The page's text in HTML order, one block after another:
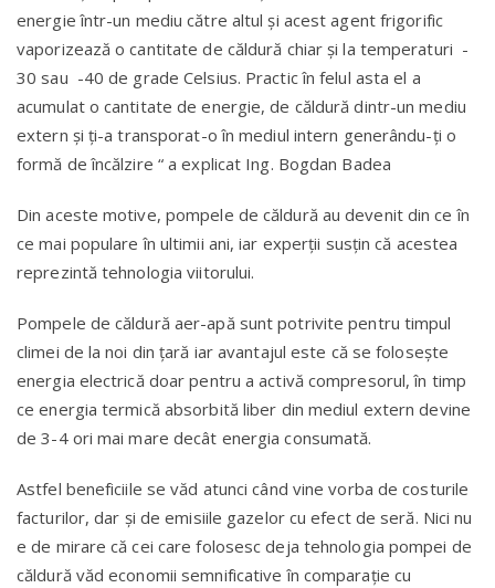
energie într-un mediu către altul și acest agent frigorific
vaporizează o cantitate de căldură chiar și la temperaturi -
30 sau -40 de grade Celsius. Practic în felul asta el a
acumulat o cantitate de energie, de căldură dintr-un mediu
extern și ți-a transporat-o în mediul intern generându-ți o
formă de încălzire “ a explicat Ing. Bogdan Badea
Din aceste motive, pompele de căldură au devenit din ce în
ce mai populare în ultimii ani, iar experții susțin că acestea
reprezintă tehnologia viitorului.
Pompele de căldură aer-apă sunt potrivite pentru timpul
climei de la noi din țară iar avantajul este că se foloseşte
energia electrică doar pentru a activă compresorul, în timp
ce energia termică absorbită liber din mediul extern devine
de 3-4 ori mai mare decât energia consumată.
Astfel beneficiile se văd atunci când vine vorba de costurile
facturilor, dar și de emisiile gazelor cu efect de seră. Nici nu
e de mirare că cei care folosesc deja tehnologia pompei de
căldură văd economii semnificative în comparație cu